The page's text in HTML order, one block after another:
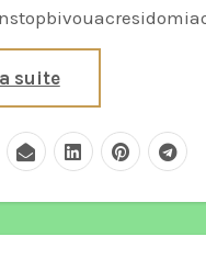
suite